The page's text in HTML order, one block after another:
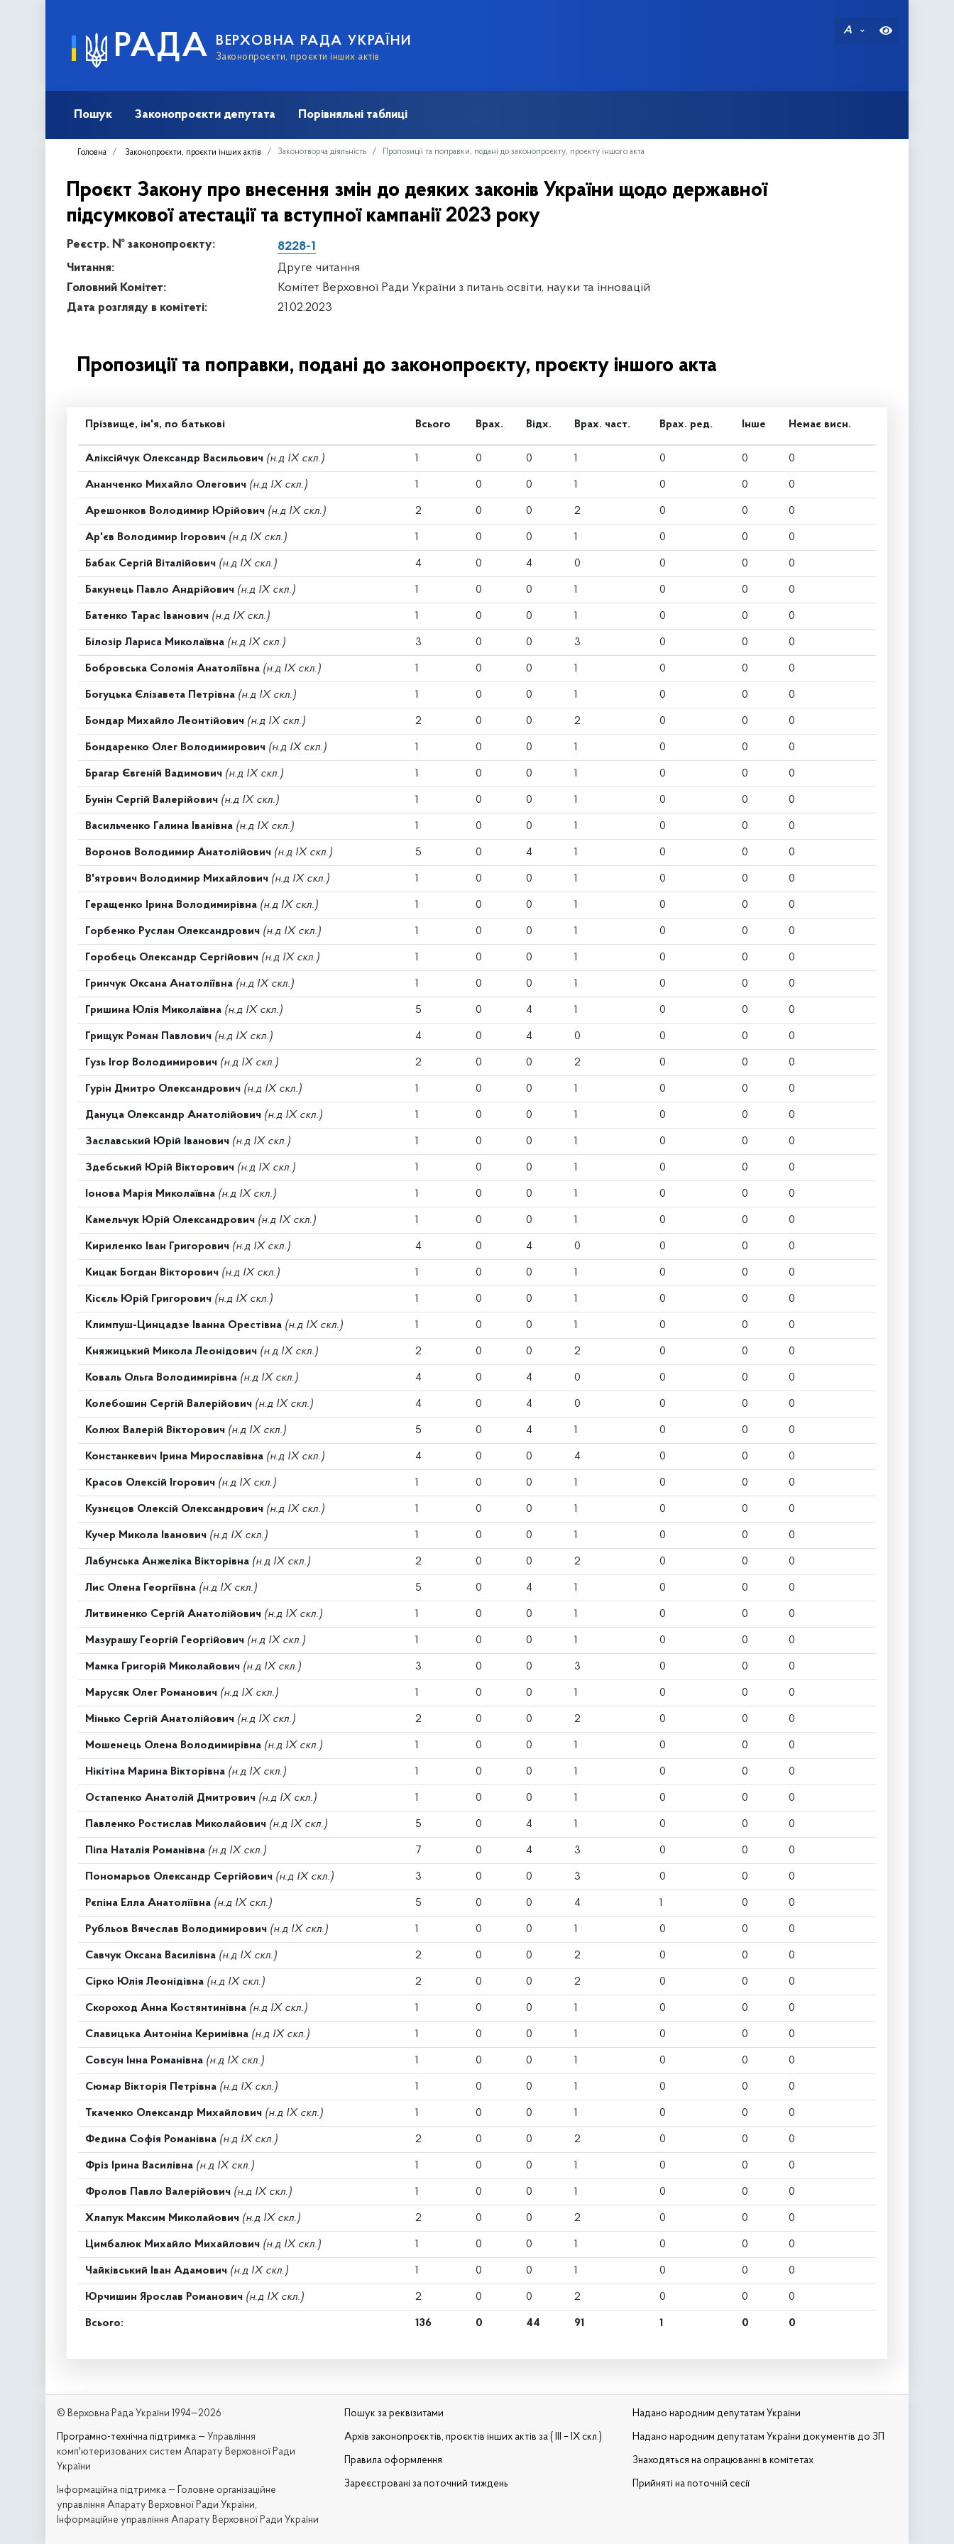
РАДА ВЕРХОВНА РАДА УКРАЇНИ
Законопроєкти, проєкти інших актів
A
Пошук Законопроєкти депутата Порівняльні таблиці
Головна Законопроєкти, проєкти інших актів Законотворча діяльність Пропозиції та поправки, подані до законопроєкту, проєкту іншого акта
Проєкт Закону про внесення змін до деяких законів України щодо державної
підсумкової атестації та вступної кампанії 2023 року
Реєстр. № законопроєкту:
8228-1
Читання:
Друге читання
Головний Комітет:
Комітет Верховної Ради України з питань освіти, науки та інновацій
Дата розгляду в комітеті:
21.02.2023
Пропозиції та поправки, подані до законопроєкту, проєкту іншого акта
Прізвище, ім'я, по батькові Всього Врах. Відх. Врах. част. Врах. ред. Інше Немає висн.
Аліксійчук Олександр Васильович (н.д IX скл.) 1 0 0 1 0 0 0
Ананченко Михайло Олегович (н.д IX скл.) 1 0 0 1 0 0 0
Арешонков Володимир Юрійович (н.д IX скл.) 2 0 0 2 0 0 0
Ар'єв Володимир Ігорович (н.д IX скл.) 1 0 0 1 0 0 0
Бабак Сергій Віталійович (н.д IX скл.) 4 0 4 0 0 0 0
Бакунець Павло Андрійович (н.д IX скл.) 1 0 0 1 0 0 0
Батенко Тарас Іванович (н.д IX скл.) 1 0 0 1 0 0 0
Білозір Лариса Миколаївна (н.д IX скл.) 3 0 0 3 0 0 0
Бобровська Соломія Анатоліївна (н.д IX скл.) 1 0 0 1 0 0 0
Богуцька Єлізавета Петрівна (н.д IX скл.) 1 0 0 1 0 0 0
Бондар Михайло Леонтійович (н.д IX скл.) 2 0 0 2 0 0 0
Бондаренко Олег Володимирович (н.д IX скл.) 1 0 0 1 0 0 0
Брагар Євгеній Вадимович (н.д IX скл.) 1 0 0 1 0 0 0
Бунін Сергій Валерійович (н.д IX скл.) 1 0 0 1 0 0 0
Васильченко Галина Іванівна (н.д IX скл.) 1 0 0 1 0 0 0
Воронов Володимир Анатолійович (н.д IX скл.) 5 0 4 1 0 0 0
В'ятрович Володимир Михайлович (н.д IX скл.) 1 0 0 1 0 0 0
Геращенко Ірина Володимирівна (н.д IX скл.) 1 0 0 1 0 0 0
Горбенко Руслан Олександрович (н.д IX скл.) 1 0 0 1 0 0 0
Горобець Олександр Сергійович (н.д IX скл.) 1 0 0 1 0 0 0
Гринчук Оксана Анатоліївна (н.д IX скл.) 1 0 0 1 0 0 0
Гришина Юлія Миколаївна (н.д IX скл.) 5 0 4 1 0 0 0
Грищук Роман Павлович (н.д IX скл.) 4 0 4 0 0 0 0
Гузь Ігор Володимирович (н.д IX скл.) 2 0 0 2 0 0 0
Гурін Дмитро Олександрович (н.д IX скл.) 1 0 0 1 0 0 0
Дануца Олександр Анатолійович (н.д IX скл.) 1 0 0 1 0 0 0
Заславський Юрій Іванович (н.д IX скл.) 1 0 0 1 0 0 0
Здебський Юрій Вікторович (н.д IX скл.) 1 0 0 1 0 0 0
Іонова Марія Миколаївна (н.д IX скл.) 1 0 0 1 0 0 0
Камельчук Юрій Олександрович (н.д IX скл.) 1 0 0 1 0 0 0
Кириленко Іван Григорович (н.д IX скл.) 4 0 4 0 0 0 0
Кицак Богдан Вікторович (н.д IX скл.) 1 0 0 1 0 0 0
Кісєль Юрій Григорович (н.д IX скл.) 1 0 0 1 0 0 0
Климпуш-Цинцадзе Іванна Орестівна (н.д IX скл.) 1 0 0 1 0 0 0
Княжицький Микола Леонідович (н.д IX скл.) 2 0 0 2 0 0 0
Коваль Ольга Володимирівна (н.д IX скл.) 4 0 4 0 0 0 0
Колебошин Сергій Валерійович (н.д IX скл.) 4 0 4 0 0 0 0
Колюх Валерій Вікторович (н.д IX скл.) 5 0 4 1 0 0 0
Констанкевич Ірина Мирославівна (н.д IX скл.) 4 0 0 4 0 0 0
Красов Олексій Ігорович (н.д IX скл.) 1 0 0 1 0 0 0
Кузнєцов Олексій Олександрович (н.д IX скл.) 1 0 0 1 0 0 0
Кучер Микола Іванович (н.д IX скл.) 1 0 0 1 0 0 0
Лабунська Анжеліка Вікторівна (н.д IX скл.) 2 0 0 2 0 0 0
Лис Олена Георгіївна (н.д IX скл.) 5 0 4 1 0 0 0
Литвиненко Сергій Анатолійович (н.д IX скл.) 1 0 0 1 0 0 0
Мазурашу Георгій Георгійович (н.д IX скл.) 1 0 0 1 0 0 0
Мамка Григорій Миколайович (н.д IX скл.) 3 0 0 3 0 0 0
Марусяк Олег Романович (н.д IX скл.) 1 0 0 1 0 0 0
Мінько Сергій Анатолійович (н.д IX скл.) 2 0 0 2 0 0 0
Мошенець Олена Володимирівна (н.д IX скл.) 1 0 0 1 0 0 0
Нікітіна Марина Вікторівна (н.д IX скл.) 1 0 0 1 0 0 0
Остапенко Анатолій Дмитрович (н.д IX скл.) 1 0 0 1 0 0 0
Павленко Ростислав Миколайович (н.д IX скл.) 5 0 4 1 0 0 0
Піпа Наталія Романівна (н.д IX скл.) 7 0 4 3 0 0 0
Пономарьов Олександр Сергійович (н.д IX скл.) 3 0 0 3 0 0 0
Рєпіна Елла Анатоліївна (н.д IX скл.) 5 0 0 4 1 0 0
Рубльов Вячеслав Володимирович (н.д IX скл.) 1 0 0 1 0 0 0
Савчук Оксана Василівна (н.д IX скл.) 2 0 0 2 0 0 0
Сірко Юлія Леонідівна (н.д IX скл.) 2 0 0 2 0 0 0
Скороход Анна Костянтинівна (н.д IX скл.) 1 0 0 1 0 0 0
Славицька Антоніна Керимівна (н.д IX скл.) 1 0 0 1 0 0 0
Совсун Інна Романівна (н.д IX скл.) 1 0 0 1 0 0 0
Сюмар Вікторія Петрівна (н.д IX скл.) 1 0 0 1 0 0 0
Ткаченко Олександр Михайлович (н.д IX скл.) 1 0 0 1 0 0 0
Федина Софія Романівна (н.д IX скл.) 2 0 0 2 0 0 0
Фріз Ірина Василівна (н.д IX скл.) 1 0 0 1 0 0 0
Фролов Павло Валерійович (н.д IX скл.) 1 0 0 1 0 0 0
Хлапук Максим Миколайович (н.д IX скл.) 2 0 0 2 0 0 0
Цимбалюк Михайло Михайлович (н.д IX скл.) 1 0 0 1 0 0 0
Чайківський Іван Адамович (н.д IX скл.) 1 0 0 1 0 0 0
Юрчишин Ярослав Романович (н.д IX скл.) 2 0 0 2 0 0 0
Всього: 136 0 44 91 1 0 0
© Верховна Рада України 1994—2026
Програмно-технічна підтримка — Управління
комп'ютеризованих систем Апарату Верховної Ради
України
Iнформаційна підтримка — Головне організаційне
управління Апарату Верховної Ради України,
Інформаційне управління Апарату Верховної Ради України
Пошук за реквізитами
Архів законопроєктів, проєктів інших актів за ( III – IX скл.)
Правила оформлення
Зареєстровані за поточний тиждень
Надано народним депутатам України
Надано народним депутатам України документів до ЗП
Знаходяться на опрацюванні в комітетах
Прийняті на поточній сесії